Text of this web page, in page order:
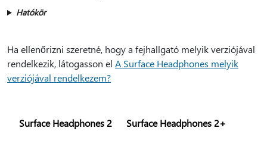
Hatókör
Ha ellenőrizni szeretné, hogy a fejhallgató melyik verziójával
rendelkezik, látogasson el A Surface Headphones melyik
verziójával rendelkezem?
Surface Headphones 2 Surface Headphones 2+